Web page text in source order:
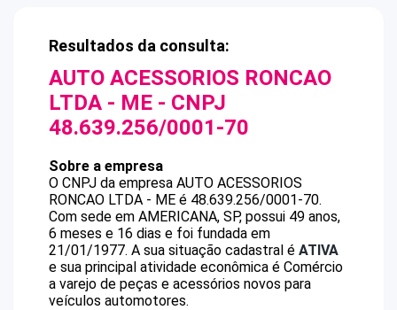
Resultados da consulta:
AUTO ACESSORIOS RONCAO
LTDA - ME - CNPJ
48.639.256/0001-70
Sobre a empresa
O CNPJ da empresa AUTO ACESSORIOS
RONCAO LTDA - ME é 48.639.256/0001-70.
Com sede em AMERICANA, SP, possui 49 anos,
6 meses e 16 dias e foi fundada em
21/01/1977. A sua situação cadastral é ATIVA
e sua principal atividade econômica é Comércio
a varejo de peças e acessórios novos para
veículos automotores.